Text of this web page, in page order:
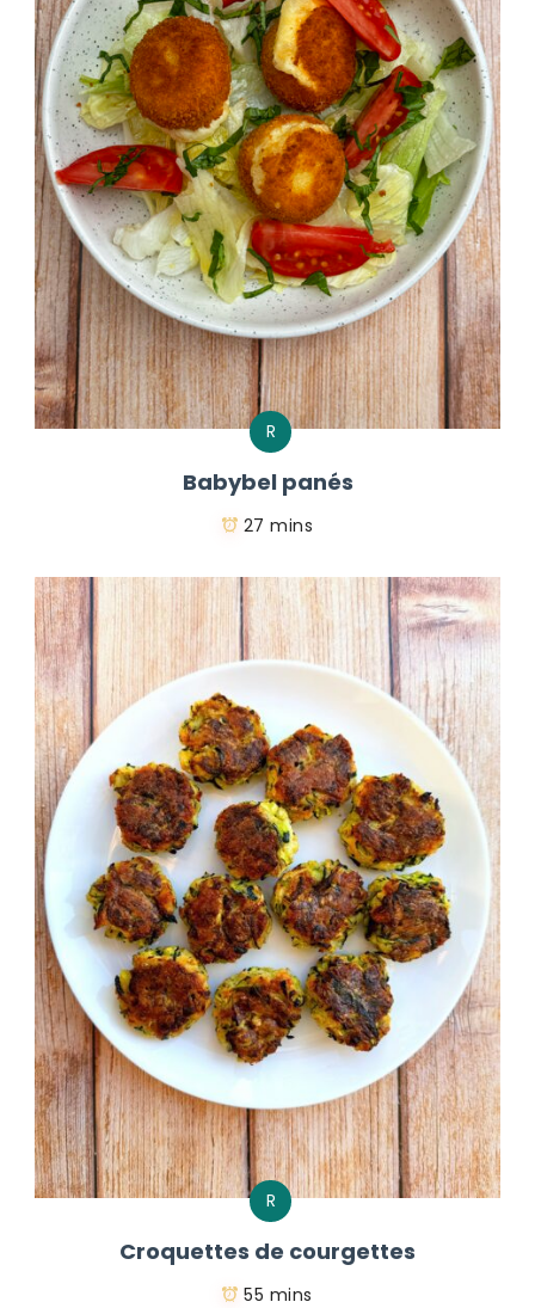
R
Babybel panés
27 mins
R
Croquettes de courgettes
55 mins